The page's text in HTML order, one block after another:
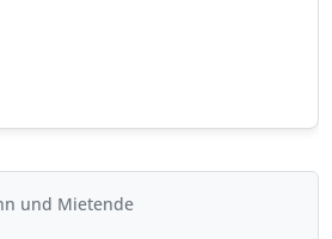
und Mietende